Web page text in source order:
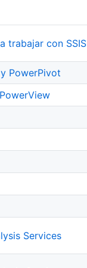
trabajar con SSIS
PowerPivot
Services